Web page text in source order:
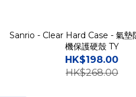
Sanrio - Clear Hard Case - 氣墊
機保護硬殼 TY
HK$198.00
HK$268.00